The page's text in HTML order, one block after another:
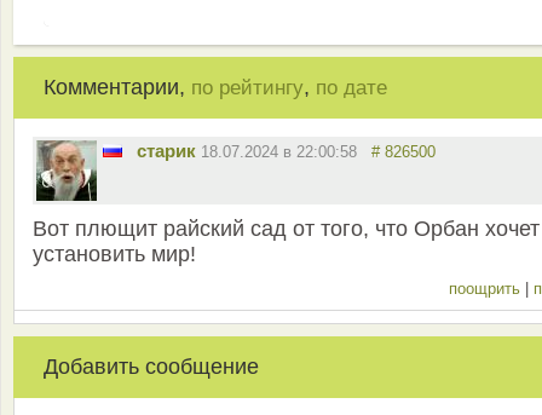
Комментарии, по рейтингу, по дате
старик 18.07.2024 в 22:00:58 # 826500
Вот плющит райский сад от того, что Орбан хочет
установить мир!
поощрить
Добавить сообщение